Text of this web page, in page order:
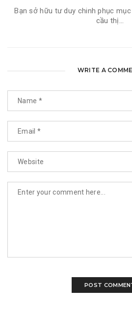
Bạn sở hữu tư duy chinh phục
cầu thị...
WRITE A